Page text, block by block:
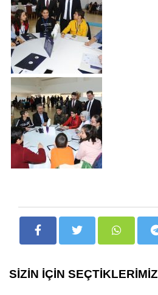
SİZİN İÇİN SEÇTİKLERİMİZ